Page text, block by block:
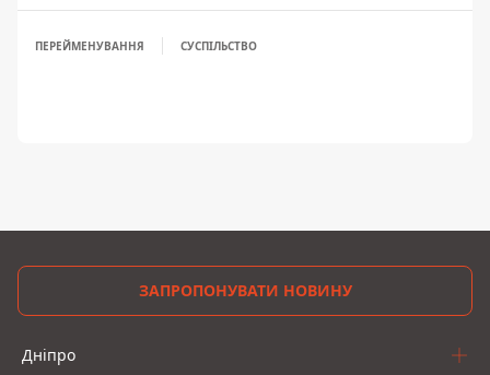
ПЕРЕЙМЕНУВАННЯ СУСПІЛЬСТВО
ЗАПРОПОНУВАТИ НОВИНУ
Дніпро